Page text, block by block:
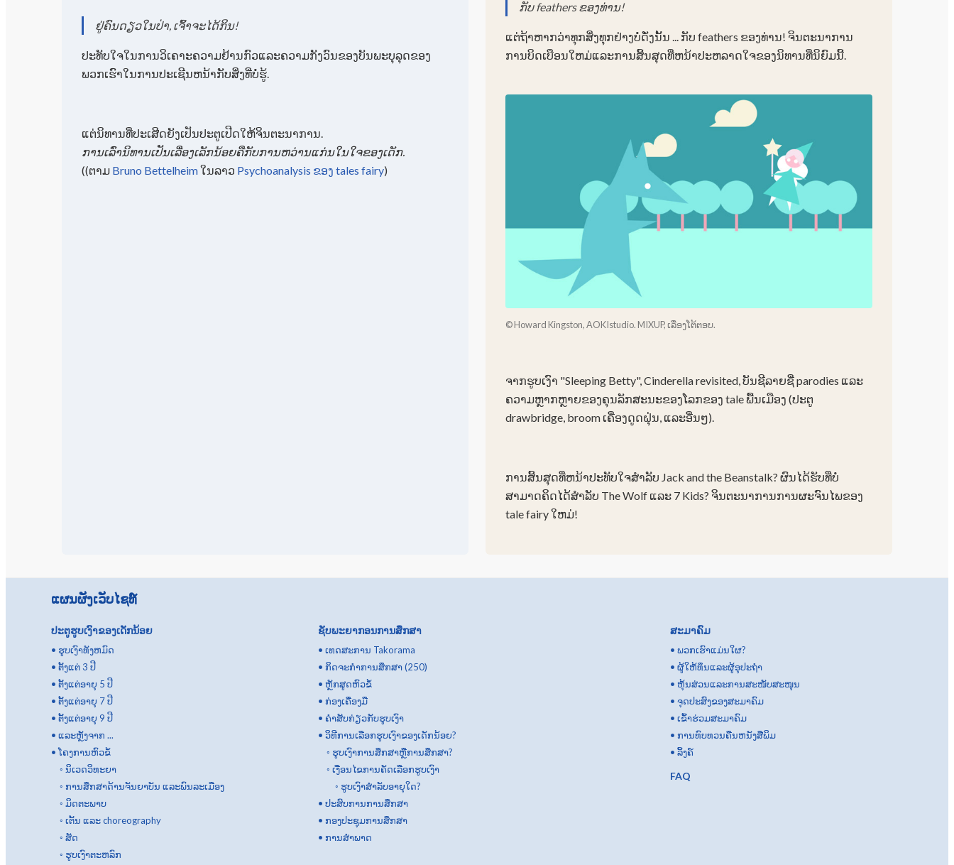
ຢູ່ຄົນດຽວໃນປ່າ, ເຈົ້າຈະໄດ້ກິນ!
ປະທັບໃຈໃນການວິເຄາະຄວາມຢ້ານກົວແລະຄວາມກັງວົນຂອງບັນພະບຸລຸດຂອງ
ພວກເຮົາໃນການປະເຊີນຫນ້າກັບສິ່ງທີ່ບໍ່ຮູ້.
ແຕ່ນິທານທີ່ປະເສີດຍັງເປັນປະຕູເປີດໃຫ້ຈິນຕະນາການ.
ການເລົ່ານິທານເປັນເລື່ອງເລັກນ້ອຍຄືກັບການຫວ່ານແກ່ນໃນໃຈຂອງເດັກ.
((ຕາມ Bruno Bettelheimໃນລາວ Psychoanalysis ຂອງ tales fairy)
ກັບ feathers ຂອງທ່ານ!
ແຕ່​ຖ້າ​ຫາກ​ວ່າ​ທຸກ​ສິ່ງ​ທຸກ​ຢ່າງ​ບໍ່​ດັ່ງ​ນັ້ນ ... ກັບ feathers ຂອງ​ທ່ານ​! ຈິນຕະນາການ
ການບິດເບືອນໃຫມ່ແລະການສິ້ນສຸດທີ່ຫນ້າປະຫລາດໃຈຂອງນິທານທີ່ນິຍົມນີ້.
© Howard Kingston, AOKIstudio. MIXUP, ເລື່ອງໂຕ້ຕອບ.
ຈາກຮູບເງົາ "Sleeping Betty", Cinderella revisited, ບັນຊີລາຍຊື່ parodies ແລະ
ຄວາມຫຼາກຫຼາຍຂອງຄຸນລັກສະນະຂອງໂລກຂອງ tale ພື້ນເມືອງ (ປະຕູ
drawbridge, broom ເຄື່ອງດູດຝຸ່ນ, ແລະອື່ນໆ).
ການສິ້ນສຸດທີ່ຫນ້າປະທັບໃຈສໍາລັບ Jack and the Beanstalk? ຜົນໄດ້ຮັບທີ່ບໍ່
ສາມາດຄິດໄດ້ສໍາລັບ The Wolf ແລະ 7 Kids? ຈິນຕະນາການການຜະຈົນໄພຂອງ
tale fairy ໃຫມ່!
ແຜນຜັງເວັບໄຊທ໌
ປະຕູຮູບເງົາຂອງເດັກນ້ອຍ
• ຮູບເງົາທັງຫມົດ
• ຕັ້ງແຕ່ 3 ປີ
• ຕັ້ງແຕ່ອາຍຸ 5 ປີ
• ຕັ້ງແຕ່ອາຍຸ 7 ປີ
• ຕັ້ງແຕ່ອາຍຸ 9 ປີ
• ແລະຫຼັງຈາກ ...
•ໂຄງການຫົວຂໍ້
◦ ນິເວດວິທະຍາ
◦ ການສຶກສາດ້ານຈັນຍາບັນ ແລະພົນລະເມືອງ
◦ ມິດຕະພາບ
◦ ເຕັ້ນ ແລະ choreography
◦ ສັດ
◦ ຮູບເງົາຕະຫລົກ
ຊັບພະຍາກອນການສຶກສາ
• ເທດສະການ Takorama
• ກິດ​ຈະ​ກໍາ​ການ​ສຶກ​ສາ (250​)
• ຫຼັກສູດຫົວຂໍ້
• ກ່ອງເຄື່ອງມື
• ຄຳສັບກ່ຽວກັບຮູບເງົາ
• ວິທີການເລືອກຮູບເງົາຂອງເດັກນ້ອຍ?
◦ ຮູບເງົາການສຶກສາຫຼືການສຶກສາ?
◦ ເງື່ອນໄຂການຄັດເລືອກຮູບເງົາ
◦ ຮູບເງົາສໍາລັບອາຍຸໃດ?
• ປະສົບການການສຶກສາ
• ກອງປະຊຸມການສຶກສາ
• ການສໍາພາດ
ສະມາຄົມ
• ພວກເຮົາແມ່ນໃຜ?
• ຜູ້ໃຫ້ທຶນແລະຜູ້ອຸປະຖໍາ
• ຫຸ້ນສ່ວນແລະການສະໜັບສະໜຸນ
• ຈຸດປະສົງຂອງສະມາຄົມ
• ເຂົ້າຮ່ວມສະມາຄົມ
• ການທົບທວນຄືນຫນັງສືພິມ
• ລິ້ງຄ໌
FAQ